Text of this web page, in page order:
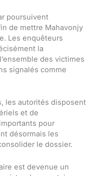
poursuivent
de mettre Mahavonjy
Les enquêteurs
la
des victimes
signalés comme
les autorités disposent
et de
pour
désormais les
le dossier.
est devenue un